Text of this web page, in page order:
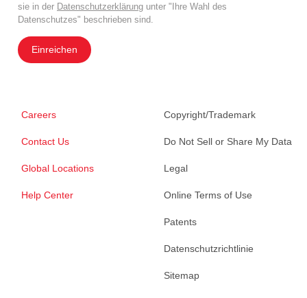
sie in der Datenschutzerklärung unter "Ihre Wahl des
Datenschutzes" beschrieben sind.
Einreichen
Careers
Contact Us
Global Locations
Help Center
Copyright/Trademark
Do Not Sell or Share My Data
Legal
Online Terms of Use
Patents
Datenschutzrichtlinie
Sitemap